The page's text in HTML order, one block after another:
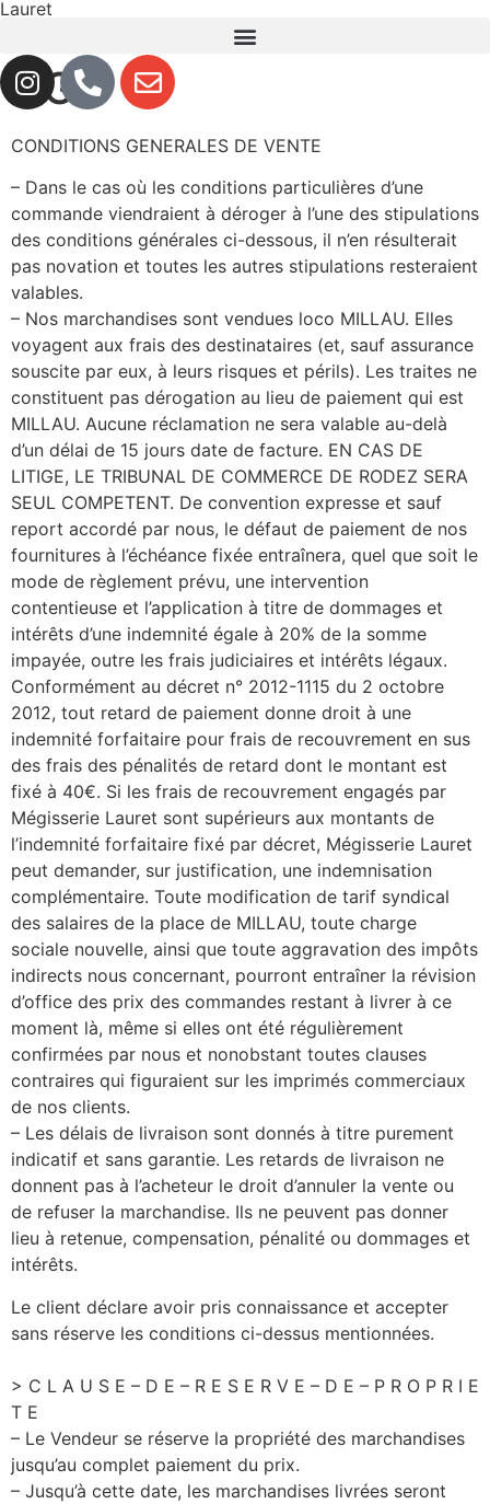
Lauret
CGV
CONDITIONS GENERALES DE VENTE
– Dans le cas où les conditions particulières d’une
commande viendraient à déroger à l’une des stipulations
des conditions générales ci-dessous, il n’en résulterait
pas novation et toutes les autres stipulations resteraient
valables.
– Nos marchandises sont vendues loco MILLAU. Elles
voyagent aux frais des destinataires (et, sauf assurance
souscite par eux, à leurs risques et périls). Les traites ne
constituent pas dérogation au lieu de paiement qui est
MILLAU. Aucune réclamation ne sera valable au-delà
d’un délai de 15 jours date de facture. EN CAS DE
LITIGE, LE TRIBUNAL DE COMMERCE DE RODEZ SERA
SEUL COMPETENT. De convention expresse et sauf
report accordé par nous, le défaut de paiement de nos
fournitures à l’échéance fixée entraînera, quel que soit le
mode de règlement prévu, une intervention
contentieuse et l’application à titre de dommages et
intérêts d’une indemnité égale à 20% de la somme
impayée, outre les frais judiciaires et intérêts légaux.
Conformément au décret n° 2012-1115 du 2 octobre
2012, tout retard de paiement donne droit à une
indemnité forfaitaire pour frais de recouvrement en sus
des frais des pénalités de retard dont le montant est
fixé à 40€. Si les frais de recouvrement engagés par
Mégisserie Lauret sont supérieurs aux montants de
l’indemnité forfaitaire fixé par décret, Mégisserie Lauret
peut demander, sur justification, une indemnisation
complémentaire. Toute modification de tarif syndical
des salaires de la place de MILLAU, toute charge
sociale nouvelle, ainsi que toute aggravation des impôts
indirects nous concernant, pourront entraîner la révision
d’office des prix des commandes restant à livrer à ce
moment là, même si elles ont été régulièrement
confirmées par nous et nonobstant toutes clauses
contraires qui figuraient sur les imprimés commerciaux
de nos clients.
– Les délais de livraison sont donnés à titre purement
indicatif et sans garantie. Les retards de livraison ne
donnent pas à l’acheteur le droit d’annuler la vente ou
de refuser la marchandise. Ils ne peuvent pas donner
lieu à retenue, compensation, pénalité ou dommages et
intérêts.
Le client déclare avoir pris connaissance et accepter
sans réserve les conditions ci-dessus mentionnées.
> C L A U S E – D E – R E S E R V E – D E – P R O P R I E
T E
– Le Vendeur se réserve la propriété des marchandises
jusqu’au complet paiement du prix.
– Jusqu’à cette date, les marchandises livrées seront